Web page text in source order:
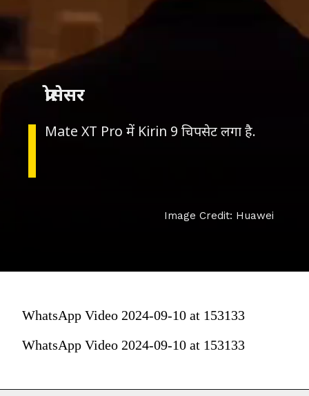
प्रोसेसर
Image Credit: Huawei
WhatsApp Video 2024-09-10 at 153133
WhatsApp Video 2024-09-10 at 153133